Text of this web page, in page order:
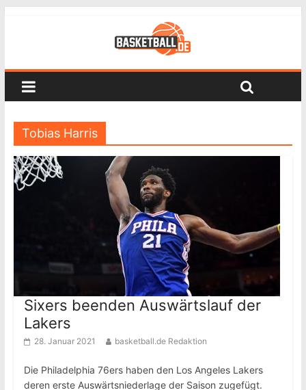
Tobias Harris
Sixers beenden Auswärtslauf der
Lakers
28. Januar 2021 basketball.de Redaktion
Die Philadelphia 76ers haben den Los Angeles Lakers
deren erste Auswärtsniederlage der Saison zugefügt.